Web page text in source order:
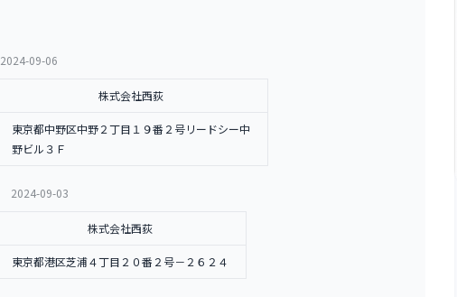
2024-09-06
株式会社西荻
東京都中野区中野２丁目１９番２号リードシー中
野ビル３Ｆ
2024-09-03
株式会社西荻
東京都港区芝浦４丁目２０番２号－２６２４